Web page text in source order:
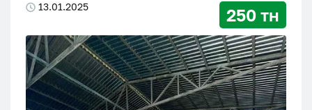
13.01.2025 250 тн